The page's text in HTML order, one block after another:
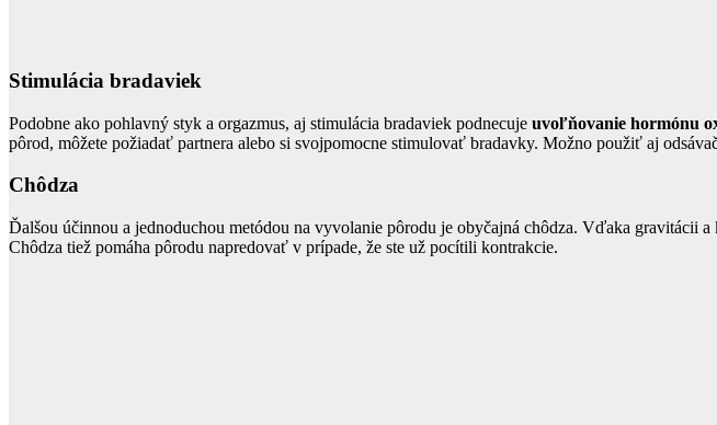
Stimulácia bradaviek
Podobne ako pohlavný styk a orgazmus, aj stimulácia bradaviek podnecuje uvoľňovanie hormónu
pôrod, môžete požiadať partnera alebo si svojpomocne stimulovať bradavky. Možno použiť aj
Chôdza
Ďalšou účinnou a jednoduchou metódou na vyvolanie pôrodu je obyčajná chôdza. Vďaka gravitácii
Chôdza tiež pomáha pôrodu napredovať v prípade, že ste už pocítili kontrakcie.